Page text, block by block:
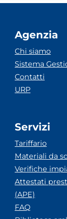
Agenzia
Chi siamo
Sistema
Contatti
URP
Servizi
Tariffario
Materiali da
Verifiche
Attestati
(APE)
FAQ